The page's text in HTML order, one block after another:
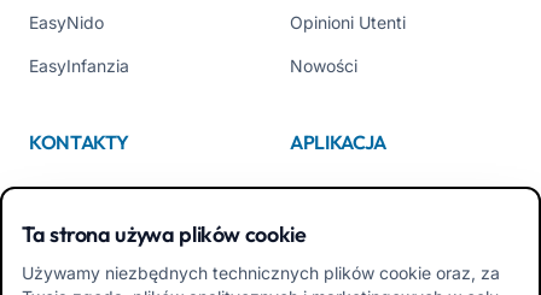
EasyNido
EasyInfanzia
Opinioni Utenti
Nowości
KONTAKTY
Kim jesteśmy
Contattaci
Tel +39 02 84152514
APLIKACJA
App Store
Google Play
Pobierz APK Aplikacja dla
Ta strona używa plików cookie
Używamy niezbędnych technicznych plików cookie oraz, za